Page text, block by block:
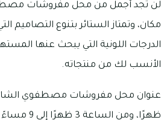
لن تجد أجمل من محل مفروشات
مكان، وتمتاز الستائر بتنوع التصاميم
الدرجات اللونية التي يبحث عنها
الأنسب لك من منتجاته.
ظهرًا،